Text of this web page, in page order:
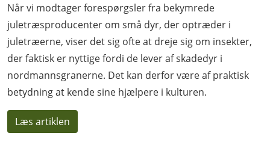
Når vi modtager forespørgsler fra bekymrede
juletræsproducenter om små dyr, der optræder i
juletræerne, viser det sig ofte at dreje sig om insekter,
der faktisk er nyttige fordi de lever af skadedyr i
nordmannsgranerne. Det kan derfor være af praktisk
betydning at kende sine hjælpere i kulturen.
Læs artiklen